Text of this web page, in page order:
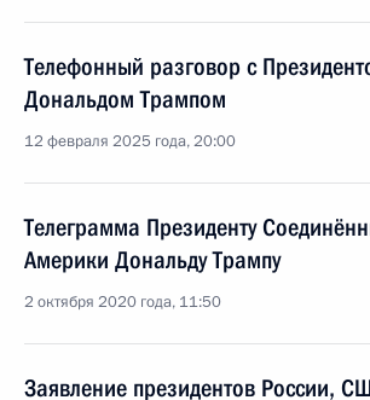
Телефонный разговор с
Дональдом Трампом
12 февраля 2025 года, 20:00
Телеграмма Президенту
Америки Дональду Трампу
2 октября 2020 года, 11:50
Заявление президентов России,